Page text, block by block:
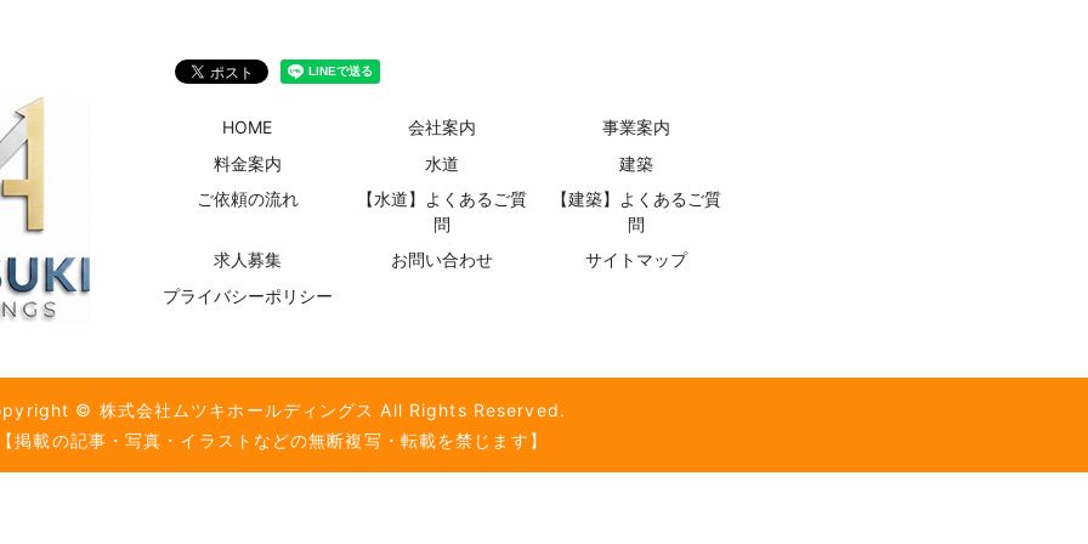
HOME 会社案内
事業案内
料金案内
水道
建築
ご依頼の流れ
【水道】よくあるご質
問
【建築】よくあるご質
問
求人募集
お問い合わせ
サイトマップ
プライバシーポリシー
© 株式会社ムツキホールディングス All Rights Reserved.
掲載の記事・写真・イラストなどの無断複写・転載を禁じます】